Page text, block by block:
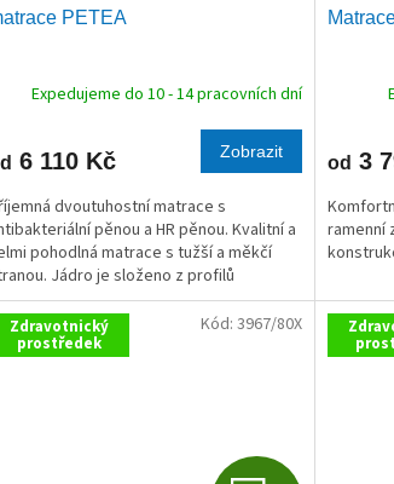
R
M
A
PETEA
Expedujeme do 10 - 14 pracovních dní
6 110 Kč Zobrazit
dvoutuhostní matrace s
pěnou a HR pěnou. Kvalitní a
pohodlná matrace s tužší a měkčí
Jádro je složeno z profilů
z antibakteriální (červené)
pěny gramáže...
od 3
ramenní
Zdravotnický
prostředek
Kód: 3967/80X